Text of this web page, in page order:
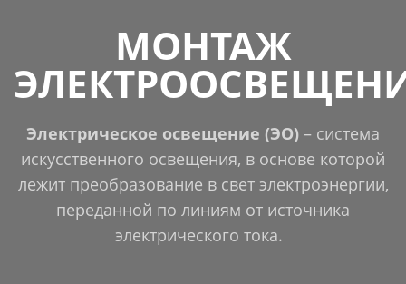
МОНТАЖ
Электрическое освещение (ЭО) – система
искусственного освещения, в основе которой
лежит преобразование в свет электроэнергии,
переданной по линиям от источника
электрического тока.